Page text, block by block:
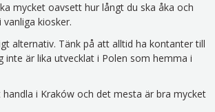
mycket oavsett hur långt du ska åka och
kiosker.
alternativ. Tänk på att alltid ha kontanter till
inte är lika utvecklat i Polen som hemma i
i Kraków och det mesta är bra mycket